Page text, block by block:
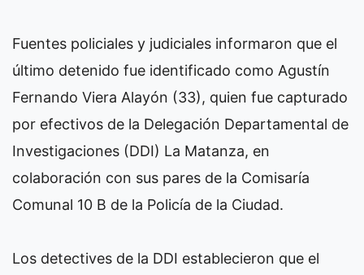
Fuentes policiales y judiciales informaron que el
último detenido fue identificado como Agustín
Fernando Viera Alayón (33), quien fue capturado
por efectivos de la Delegación Departamental de
Investigaciones (DDI) La Matanza, en
colaboración con sus pares de la Comisaría
Comunal 10 B de la Policía de la Ciudad.
Los detectives de la DDI establecieron que el